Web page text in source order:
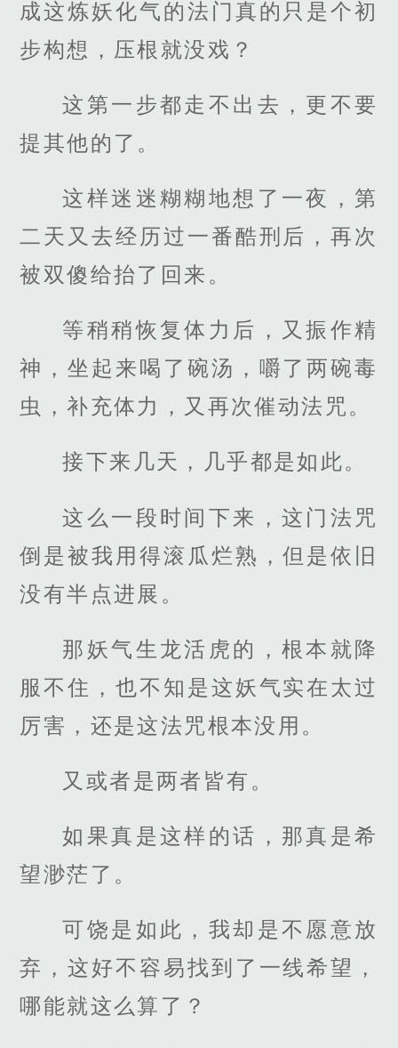
成这炼妖化气的法门真的只是个初
步构想，压根就没戏？
这第一步都走不出去，更不要
提其他的了。
这样迷迷糊糊地想了一夜，第
二天又去经历过一番酷刑后，再次
被双傻给抬了回来。
等稍稍恢复体力后，又振作精
神，坐起来喝了碗汤，嚼了两碗毒
虫，补充体力，又再次催动法咒。
接下来几天，几乎都是如此。
这么一段时间下来，这门法咒
倒是被我用得滚瓜烂熟，但是依旧
没有半点进展。
那妖气生龙活虎的，根本就降
服不住，也不知是这妖气实在太过
厉害，还是这法咒根本没用。
又或者是两者皆有。
如果真是这样的话，那真是希
望渺茫了。
可饶是如此，我却是不愿意放
弃，这好不容易找到了一线希望，
哪能就这么算了？